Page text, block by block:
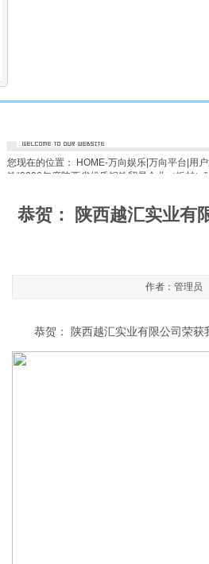
您现在的位置：
HOME-万向娱乐|万向平台|用
铁“2026年度陕西省优质钢铁贸易企业（板材）”
恭贺： 陕西越汇实业有
作者：管理
恭贺： 陕西越汇实业有限公司荣获